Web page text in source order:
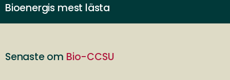
Bioenergis mest lästa
Senaste om Bio-CCSU